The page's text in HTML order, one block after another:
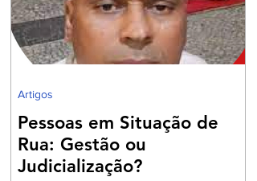
grandioso Projeto de Participação da Ordem
dos Advogados na preparação dos
profissionais da Advocacia para aperfe
Pessoas em Situação de
Rua: Gestão ou
Judicialização?
Artigos